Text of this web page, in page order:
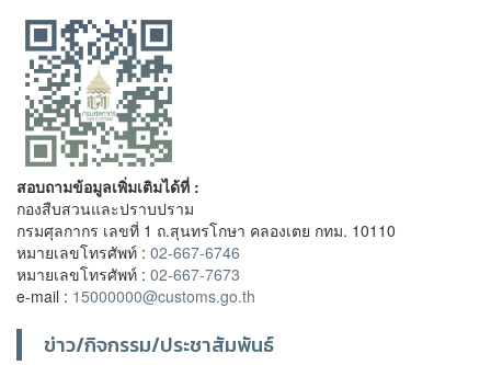
สอบถามข้อมูลเพิ่มเติมได้ที่ :
กองสืบสวนและปราบปราม
กรมศุลกากร เลขที่ 1 ถ.สุนทรโกษา คลองเตย กทม. 10110
หมายเลขโทรศัพท์ : 02-667-6746
หมายเลขโทรศัพท์ : 02-667-7673
e-mail : 15000000@customs.go.th
ข่าว/กิจกรรม/ประชาสัมพันธ์